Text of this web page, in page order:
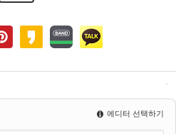
에디터 선택하기